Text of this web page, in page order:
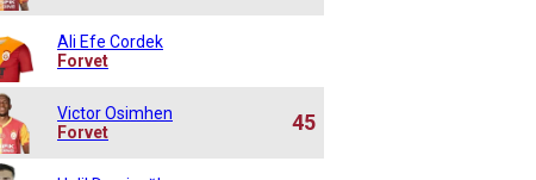
Ali Efe Cordek
Forvet
Victor Osimhen
Forvet
45